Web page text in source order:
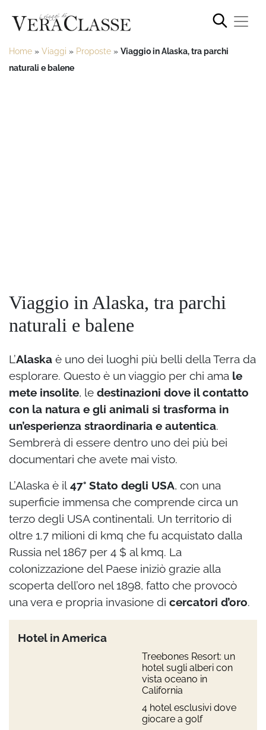
Home » Viaggi » Proposte » Viaggio in Alaska, tra parchi
naturali e balene
Viaggio in Alaska, tra parchi
naturali e balene
L’Alaska è uno dei luoghi più belli della Terra da
esplorare. Questo è un viaggio per chi ama le
mete insolite, le destinazioni dove il contatto
con la natura e gli animali si trasforma in
un’esperienza straordinaria e autentica.
Sembrerà di essere dentro uno dei più bei
documentari che avete mai visto.
L’Alaska è il 47° Stato degli USA, con una
superficie immensa che comprende circa un
terzo degli USA continentali. Un territorio di
oltre 1.7 milioni di kmq che fu acquistato dalla
Russia nel 1867 per 4 $ al kmq. La
colonizzazione del Paese iniziò grazie alla
scoperta dell’oro nel 1898, fatto che provocò
una vera e propria invasione di cercatori d’oro.
Hotel in America
Treebones Resort: un
hotel sugli alberi con
vista oceano in
California
4 hotel esclusivi dove
giocare a golf